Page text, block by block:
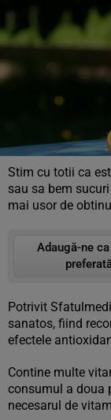
Stim cu totii ca
sau sa bem
mai usor de
Adaugă-ne
Potrivit
sanatos, fiind
efectele
Contine multe
consumul a doua
necesarul de